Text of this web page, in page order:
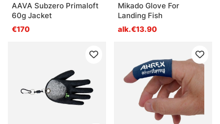
AAVA Subzero Primaloft
60g Jacket
€170
Mikado Glove For
Landing Fish
alk.€13.90